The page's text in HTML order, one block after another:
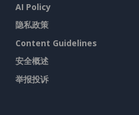
AI Policy
隐私政策
Content Guidelines
安全概述
举报投诉